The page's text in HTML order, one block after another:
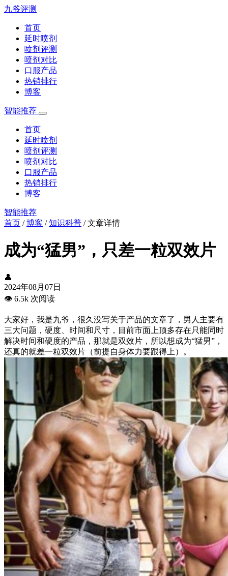
九爷评测
首页
延时喷剂
喷剂评测
喷剂对比
口服产品
热销排行
博客
智能推荐
首页
延时喷剂
喷剂评测
喷剂对比
口服产品
热销排行
博客
智能推荐
首页 /博客 /知识科普 /文章详情
成为“猛男”，只差一粒双效片
👤
2024年08月07日
👁️ 6.5k 次阅读
大家好，我是九爷，很久没写关于产品的文章了，男人主要有
三大问题，硬度、时间和尺寸，目前市面上顶多存在只能同时
解决时间和硬度的产品，那就是双效片，所以想成为“猛男”，
还真的就差一粒双效片（前提自身体力要跟得上）。